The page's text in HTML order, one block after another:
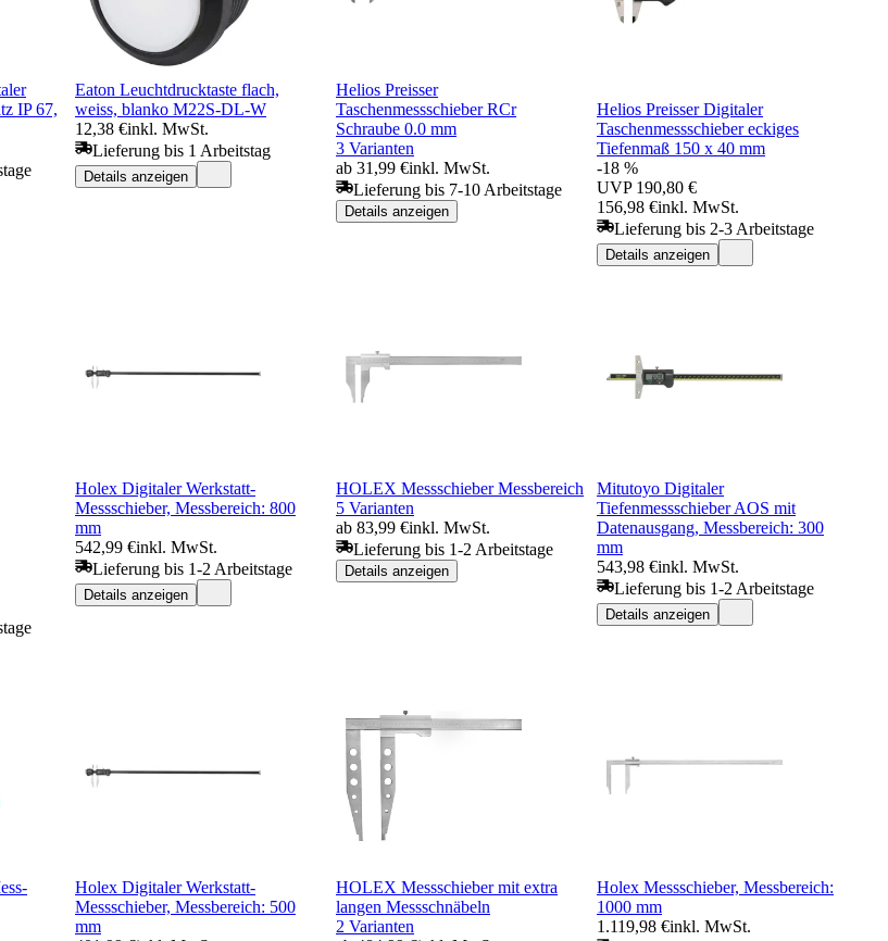
IP 67,
Eaton Leuchtdrucktaste flach,
weiss, blanko M22S-DL-W
12,38 €inkl. MwSt.
Lieferung bis 1 Arbeitstag
Details anzeigen
Helios Preisser
Taschenmessschieber RCr
Schraube 0.0 mm
3 Varianten
ab 31,99 €inkl. MwSt.
Lieferung bis 7-10 Arbeitstage
Details anzeigen
Helios Preisser Digitaler
Taschenmessschieber eckiges
Tiefenmaß 150 x 40 mm
-18 %
UVP 190,80 €
156,98 €inkl. MwSt.
Lieferung bis 2-3 Arbeitstage
Details anzeigen
Holex Digitaler Werkstatt-
Messschieber, Messbereich: 800
mm
542,99 €inkl. MwSt.
Lieferung bis 1-2 Arbeitstage
Details anzeigen
HOLEX Messschieber Messbereich
5 Varianten
ab 83,99 €inkl. MwSt.
Lieferung bis 1-2 Arbeitstage
Details anzeigen
Mitutoyo Digitaler
Tiefenmessschieber AOS mit
Datenausgang, Messbereich: 300
mm
543,98 €inkl. MwSt.
Lieferung bis 1-2 Arbeitstage
Details anzeigen
Holex Digitaler Werkstatt-
Messschieber, Messbereich: 500
mm
HOLEX Messschieber mit extra
langen Messschnäbeln
2 Varianten
Holex Messschieber, Messbereich:
1000 mm
1.119,98 €inkl. MwSt.